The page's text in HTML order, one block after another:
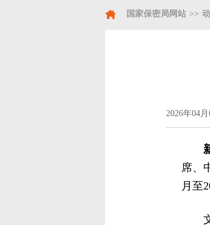
国家保密局网站 >>
2026年04
席、
月至